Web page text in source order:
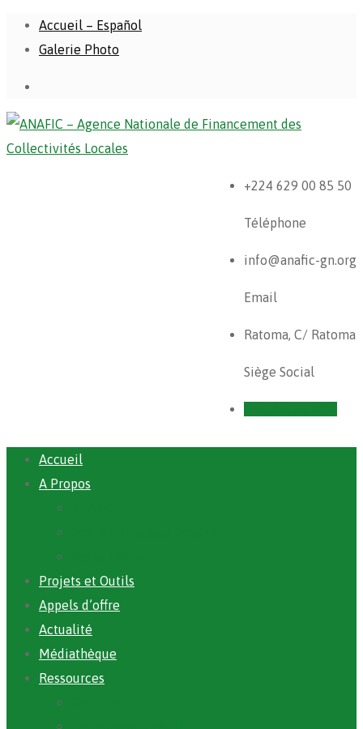
Accueil – Español
Galerie Photo
+224 629 00 85 50
Téléphone
info@anafic-gn.org
Email
Ratoma, C/ Ratoma
Siège Social
Accueil
A Propos
Projets et Outils
Appels d’offre
Actualité
Médiathèque
Ressources